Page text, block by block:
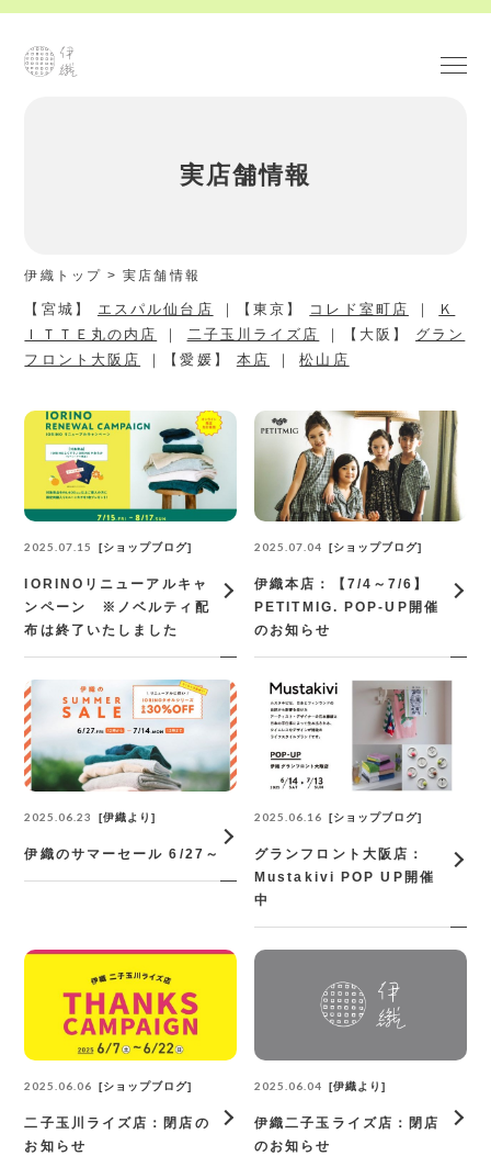
実店舗情報
伊織トップ >実店舗情報
【宮城】 エスパル仙台店 ｜【東京】 コレド室町店 ｜
Ｋ
ＩＴＴＥ丸の内店
｜ 二子玉川ライズ店 ｜【大阪】 グラン
フロント大阪店
｜【愛媛】 本店 ｜松山店
2025.07.15 ショップブログ
IORINOリニューアルキャ
ンペーン ※ノベルティ配
布は終了いたしました
2025.07.04 ショップブログ
伊織本店：【7/4～7/6】
PETITMIG. POP-UP開催
のお知らせ
2025.06.23 伊織より
伊織のサマーセール 6/27～
2025.06.16 ショップブログ
グランフロント大阪店：
Mustakivi POP UP開催
中
2025.06.06 ショップブログ
二子玉川ライズ店：閉店の
お知らせ
2025.06.04 伊織より
伊織二子玉ライズ店：閉店
のお知らせ